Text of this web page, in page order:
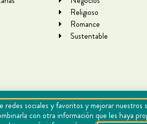
Religioso
Romance
Sustentable
sociales y favoritos y mejorar nuestros
con otra información que les haya